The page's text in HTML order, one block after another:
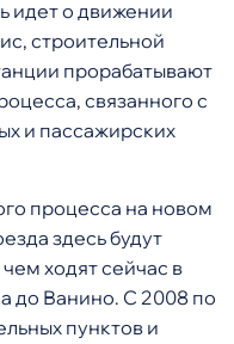
идет о движении
строительной
прорабатывают
связанного с
и пассажирских
процесса на новом
здесь будут
ходят сейчас в
до Ванино. С 2008 по
пунктов и